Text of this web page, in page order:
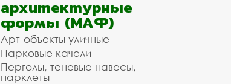
архитектурные
формы (МАФ)
Арт-объекты уличные
Парковые качели
Перголы, теневые навесы,
парклеты